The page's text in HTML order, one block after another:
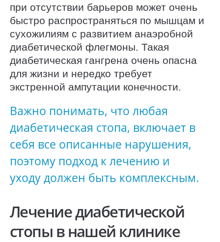
при отсутствии барьеров может очень
быстро распространяться по мышцам и
сухожилиям с развитием анаэробной
диабетической флегмоны. Такая
диабетическая гангрена очень опасна
для жизни и нередко требует
экстренной ампутации конечности.
Важно понимать, что любая
диабетическая стопа, включает в
себя все описанные нарушения,
поэтому подход к лечению и
уходу должен быть комплексным.
Лечение диабетической
стопы в нашей клинике